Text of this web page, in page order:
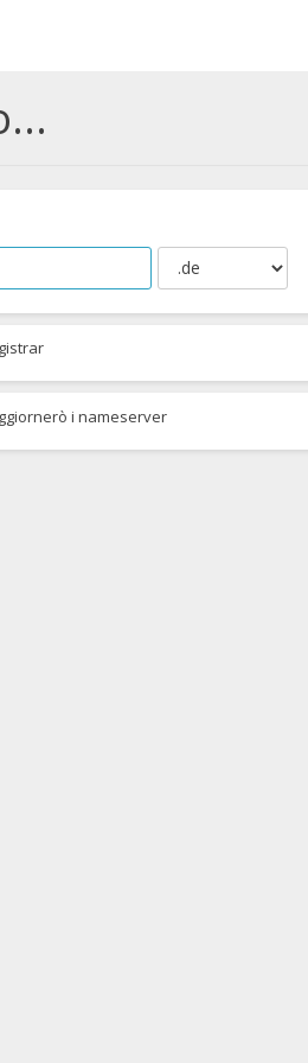
i nameserver